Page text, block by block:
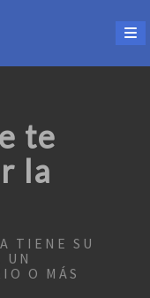
te
la
TIENE SU
UN
O MÁS